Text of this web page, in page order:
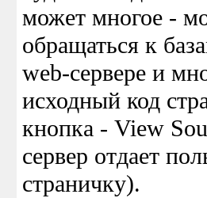
может многое -
обращаться к
web-сервере и
исходный код
кнопка - View
сервер отдает
страничку).